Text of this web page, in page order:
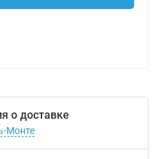
о доставке
Монте